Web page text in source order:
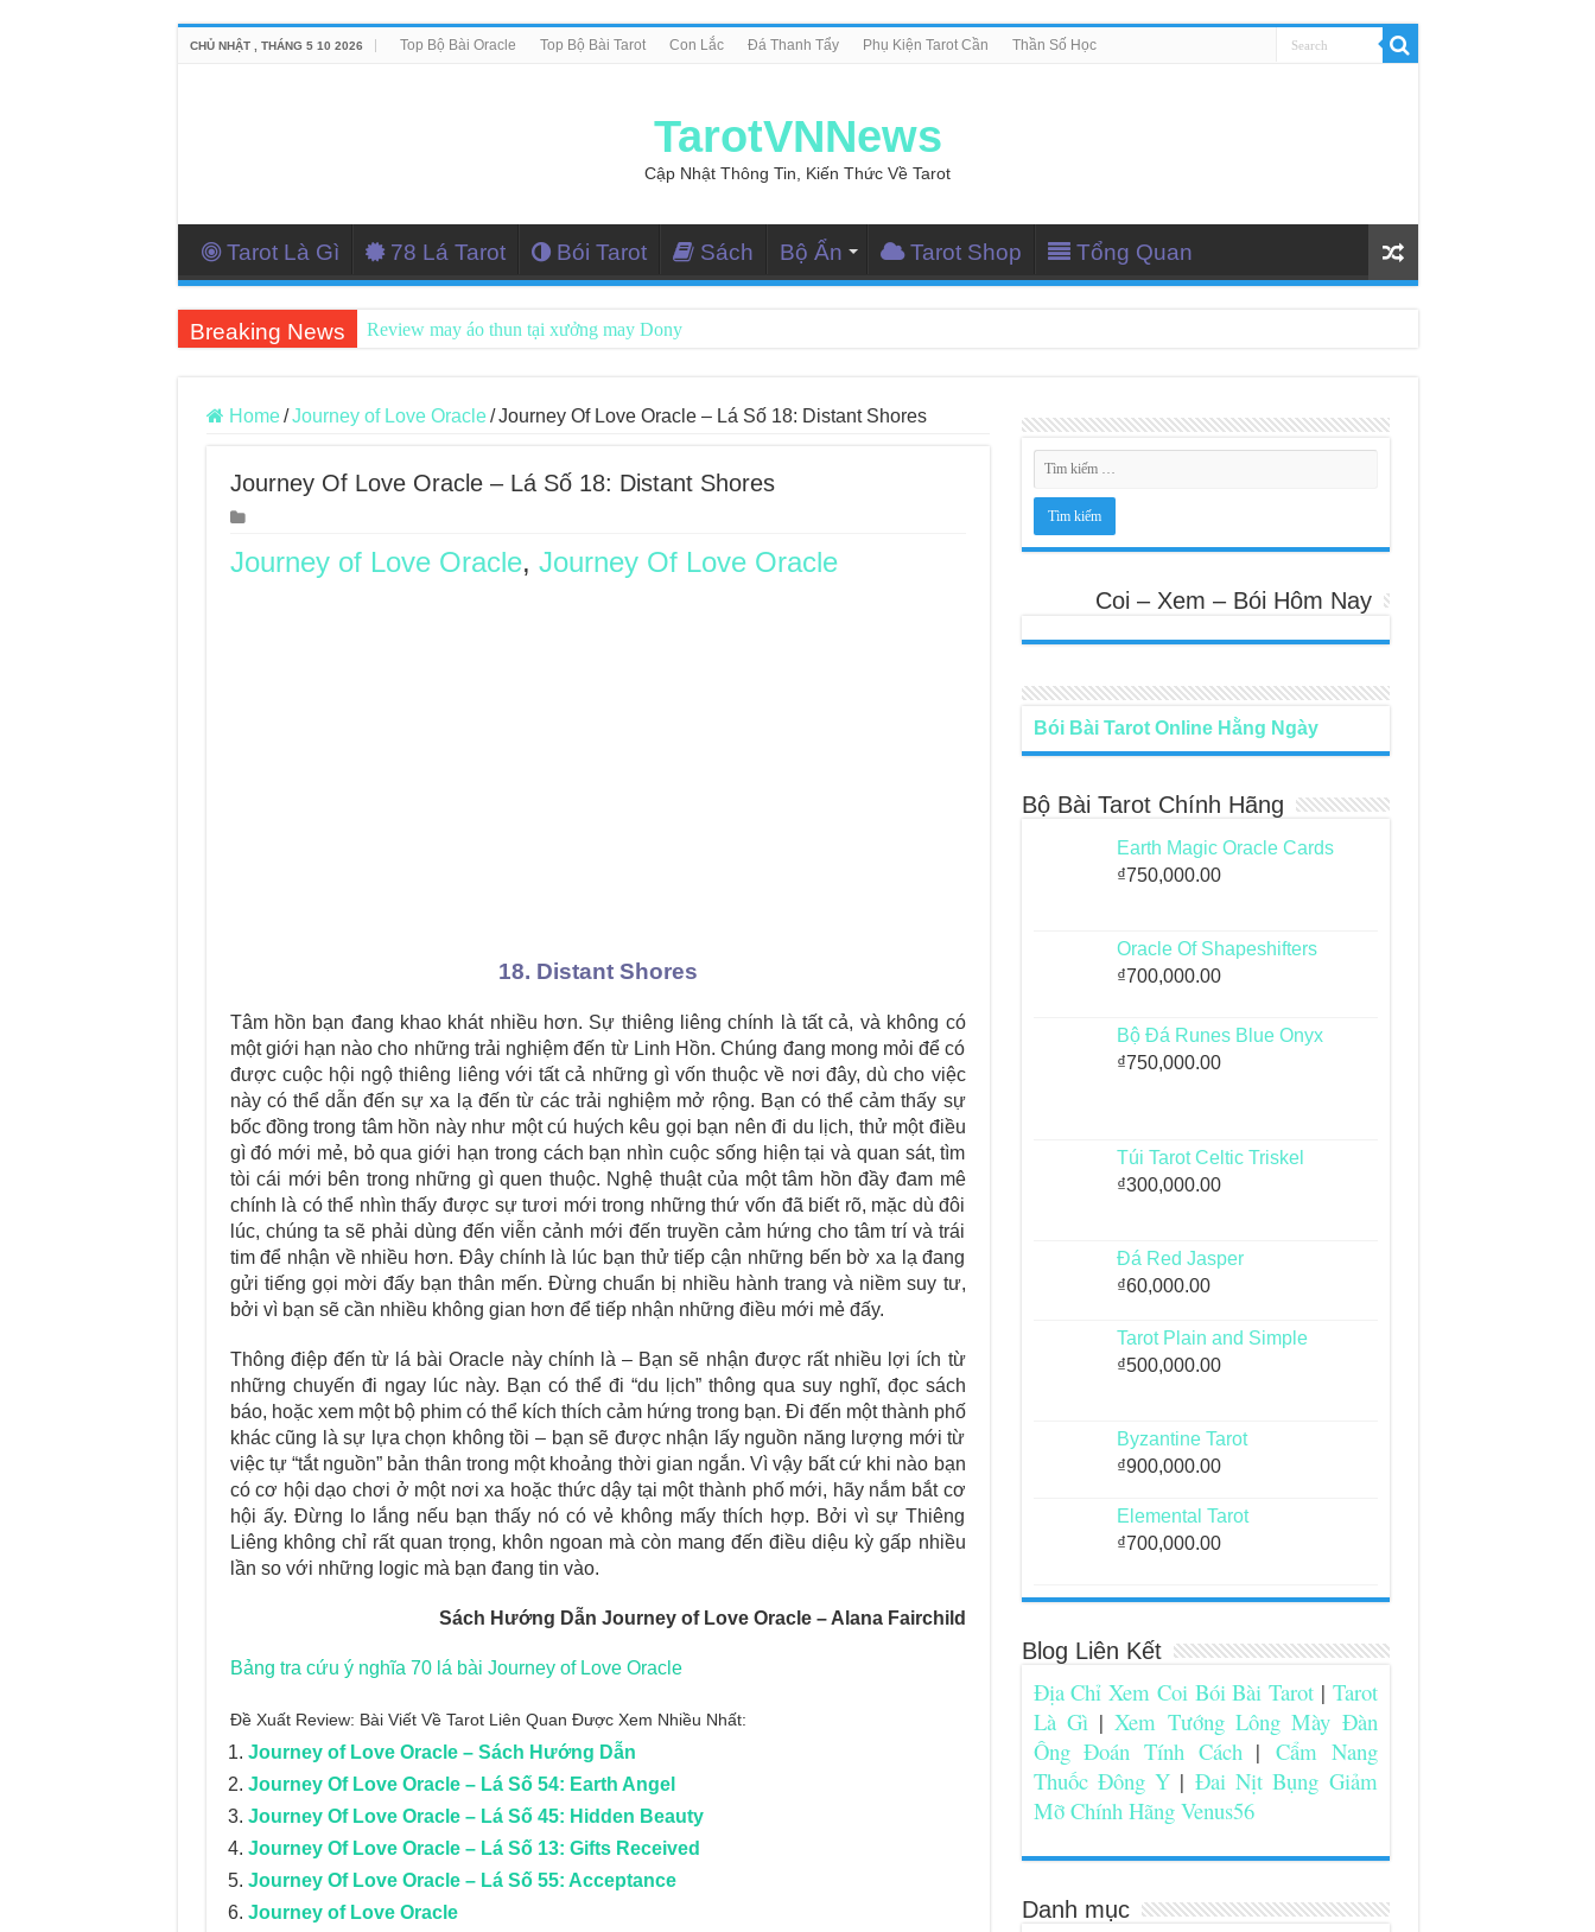
CHỦ NHẬT , THÁNG 5 10 2026 Top Bộ Bài Oracle Top Bộ Bài Tarot Con Lắc Đá Thanh Tẩy Phụ Kiện Tarot Cần Thần Số Học
TarotVNNews
Cập Nhật Thông Tin, Kiến Thức Về Tarot
Tarot Là Gì 78 Lá Tarot Bói Tarot Sách Bộ Ẩn Tarot Shop Tổng Quan
Breaking News
Review may áo thun tại xưởng may Dony
Konxari Cards – Trải Nghiệm Kết Nối Với Thế Giới Tâm Linh
Journey Of Love Oracle – Lá Số 70: Heaven
Journey Of Love Oracle – Lá Số 68: Drop Into Your Heart
Home / Journey of Love Oracle / Journey Of Love Oracle – Lá Số 18: Distant Shores
Journey Of Love Oracle – Lá Số 18: Distant Shores
Journey of Love Oracle, Journey Of Love Oracle
18. Distant Shores
Tâm hồn bạn đang khao khát nhiều hơn. Sự thiêng liêng chính là tất cả, và không có
một giới hạn nào cho những trải nghiệm đến từ Linh Hồn. Chúng đang mong mỏi để có
được cuộc hội ngộ thiêng liêng với tất cả những gì vốn thuộc về nơi đây, dù cho việc
này có thể dẫn đến sự xa lạ đến từ các trải nghiệm mở rộng. Bạn có thể cảm thấy sự
bốc đồng trong tâm hồn này như một cú huých kêu gọi bạn nên đi du lịch, thử một điều
gì đó mới mẻ, bỏ qua giới hạn trong cách bạn nhìn cuộc sống hiện tại và quan sát, tìm
tòi cái mới bên trong những gì quen thuộc. Nghệ thuật của một tâm hồn đầy đam mê
chính là có thể nhìn thấy được sự tươi mới trong những thứ vốn đã biết rõ, mặc dù đôi
lúc, chúng ta sẽ phải dùng đến viễn cảnh mới đến truyền cảm hứng cho tâm trí và trái
tim để nhận về nhiều hơn. Đây chính là lúc bạn thử tiếp cận những bến bờ xa lạ đang
gửi tiếng gọi mời đấy bạn thân mến. Đừng chuẩn bị nhiều hành trang và niềm suy tư,
bởi vì bạn sẽ cần nhiều không gian hơn để tiếp nhận những điều mới mẻ đấy.
Thông điệp đến từ lá bài Oracle này chính là – Bạn sẽ nhận được rất nhiều lợi ích từ
những chuyến đi ngay lúc này. Bạn có thể đi “du lịch” thông qua suy nghĩ, đọc sách
báo, hoặc xem một bộ phim có thể kích thích cảm hứng trong bạn. Đi đến một thành phố
khác cũng là sự lựa chọn không tồi – bạn sẽ được nhận lấy nguồn năng lượng mới từ
việc tự “tắt nguồn” bản thân trong một khoảng thời gian ngắn. Vì vậy bất cứ khi nào bạn
có cơ hội dạo chơi ở một nơi xa hoặc thức dậy tại một thành phố mới, hãy nắm bắt cơ
hội ấy. Đừng lo lắng nếu bạn thấy nó có vẻ không mấy thích hợp. Bởi vì sự Thiêng
Liêng không chỉ rất quan trọng, khôn ngoan mà còn mang đến điều diệu kỳ gấp nhiều
lần so với những logic mà bạn đang tin vào.
Sách Hướng Dẫn Journey of Love Oracle – Alana Fairchild
Bảng tra cứu ý nghĩa 70 lá bài Journey of Love Oracle
Đề Xuất Review: Bài Viết Về Tarot Liên Quan Được Xem Nhiều Nhất:
Journey of Love Oracle – Sách Hướng Dẫn
Journey Of Love Oracle – Lá Số 54: Earth Angel
Journey Of Love Oracle – Lá Số 45: Hidden Beauty
Journey Of Love Oracle – Lá Số 13: Gifts Received
Journey Of Love Oracle – Lá Số 55: Acceptance
Journey of Love Oracle
Coi – Xem – Bói Hôm Nay
Bói Bài Tarot Online Hằng Ngày
Bộ Bài Tarot Chính Hãng
Earth Magic Oracle Cards
₫750,000.00
Oracle Of Shapeshifters
₫700,000.00
Bộ Đá Runes Blue Onyx
₫750,000.00
Túi Tarot Celtic Triskel
₫300,000.00
Đá Red Jasper
₫60,000.00
Tarot Plain and Simple
₫500,000.00
Byzantine Tarot
₫900,000.00
Elemental Tarot
₫700,000.00
Blog Liên Kết
Địa Chỉ Xem Coi Bói Bài Tarot | Tarot
Là Gì|Xem Tướng Lông Mày Đàn
Ông Đoán Tính Cách| Cẩm Nang
Thuốc Đông Y|Đai Nịt Bụng Giảm
Mỡ Chính Hãng Venus56
Danh mục